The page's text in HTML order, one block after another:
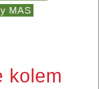
MAS
kolem